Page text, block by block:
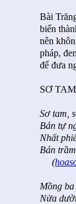
Bài
biến
nên
pháp,
để đưa
SƠ
Sơ tam,
Bán tự
Nhất
Bán
(
Mồng
Nửa